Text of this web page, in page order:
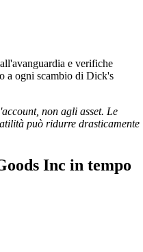
e verifiche
a ogni scambio di Dick's
non agli asset. Le
può ridurre drasticamente
Inc in tempo